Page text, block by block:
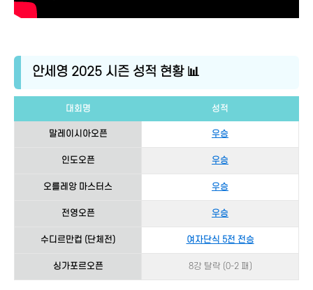
안세영 2025 시즌 성적 현황 📊
대회명 성적
말레이시아오픈 우승
인도오픈 우승
오를레앙 마스터스 우승
전영오픈 우승
수디르만컵 (단체전) 여자단식 5전 전승
싱가포르오픈 8강 탈락 (0-2 패)